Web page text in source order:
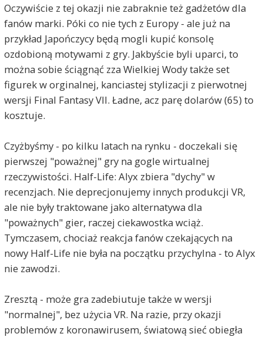
Oczywiście z tej okazji nie zabraknie też gadżetów dla
fanów marki. Póki co nie tych z Europy - ale już na
przykład Japończycy będą mogli kupić konsolę
ozdobioną motywami z gry. Jakbyście byli uparci, to
można sobie ściągnąć zza Wielkiej Wody także set
figurek w orginalnej, kanciastej stylizacji z pierwotnej
wersji Final Fantasy VII. Ładne, acz parę dolarów (65) to
kosztuje.
Czyżbyśmy - po kilku latach na rynku - doczekali się
pierwszej "poważnej" gry na gogle wirtualnej
rzeczywistości. Half-Life: Alyx zbiera "dychy" w
recenzjach. Nie deprecjonujemy innych produkcji VR,
ale nie były traktowane jako alternatywa dla
"poważnych" gier, raczej ciekawostka wciąż.
Tymczasem, chociaż reakcja fanów czekających na
nowy Half-Life nie była na początku przychylna - to Alyx
nie zawodzi.
Zresztą - może gra zadebiutuje także w wersji
"normalnej", bez użycia VR. Na razie, przy okazji
problemów z koronawirusem, światową sieć obiegła